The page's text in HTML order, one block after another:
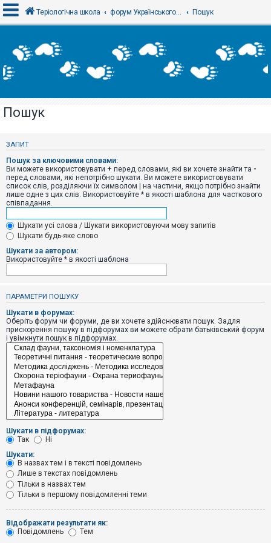
х
і
Р
с
р
а
ц
і
я
Т
е
м
и
б
і
п
о
в
і
д
в
н
т
е
м
и
о
ш
Теріологічна школа форум Українського теріологічного товариства Пошук
Пошук
ЗАПИТ
Пошук за ключовими словами:
Ви можете використовувати + перед словами, які ви хочете знайти та -
перед словами, які непотрібно шукати. Ви можете використовувати
список слів, розділяючи їх символом | на частини, якщо потрібно знайти
лише одне з цих слів. Використовуйте * в якості шаблона для часткового
співпадання.
Шукати усі слова / Шукати використовуючи мову запитів
Шукати будь-яке слово
Шукати за автором:
Використовуйте * в якості шаблона
ПАРАМЕТРИ ПОШУКУ
Шукати в форумах:
Оберіть форум чи форуми, де ви хочете здійснювати пошук. Задля
прискорення пошуку в підфорумах ви можете обрати батьківський форум
і увімкнути пошук в підфорумах.
Шукати в підфорумах:
Так
Ні
Шукати:
В назвах тем і в тексті повідомлень
Лише в текстах повідомлень
Тільки в назвах тем
Тільки в першому повідомленні теми
Відображати результати як:
Повідомлень
Тем